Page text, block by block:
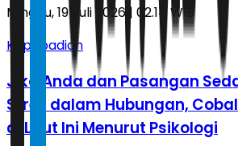
Minggu, 19 Juli 2026 | 02.14 WIB
Kepribadian
Jika Anda dan Pasangan
Stres dalam Hubungan,
di Laut Ini Menurut Psikologi